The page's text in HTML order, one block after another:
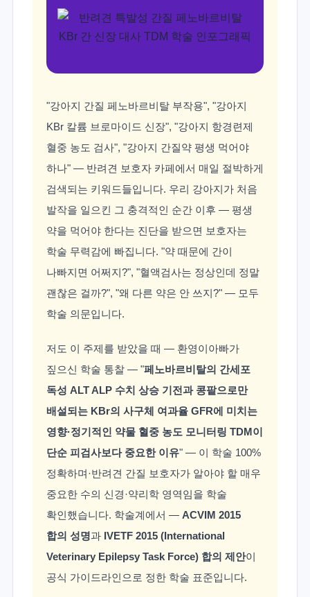
"강아지 간질 페노바르비탈 부작용", "강아지
KBr 칼륨 브로마이드 신장", "강아지 항경련제
혈중 농도 검사", "강아지 간질약 평생 먹어야
하나" — 반려견 보호자 카페에서 매일 절박하게
검색되는 키워드들입니다. 우리 강아지가 처음
발작을 일으킨 그 충격적인 순간 이후 — 평생
약을 먹어야 한다는 진단을 받으면 보호자는
학술 무력감에 빠집니다. "약 때문에 간이
나빠지면 어쩌지?", "혈액검사는 정상인데 정말
괜찮은 걸까?", "왜 다른 약은 안 쓰지?" — 모두
학술 의문입니다.
저도 이 주제를 받았을 때 — 환영이아빠가
짚으신 학술 통찰 — "페노바르비탈의 간세포
독성 ALT ALP 수치 상승 기전과 콩팥으로만
배설되는 KBr의 사구체 여과율 GFR에 미치는
영향·정기적인 약물 혈중 농도 모니터링 TDM이
단순 피검사보다 중요한 이유" — 이 학술 100%
정확하며·반려견 간질 보호자가 알아야 할 매우
중요한 수의 신경·약리학 영역임을 학술
확인했습니다. 학술계에서 — ACVIM 2015
합의 성명과 IVETF 2015 (International
Veterinary Epilepsy Task Force) 합의 제안이
공식 가이드라인으로 정한 학술 표준입니다.